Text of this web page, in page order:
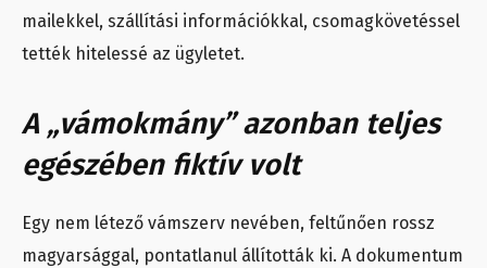
mailekkel, szállítási információkkal, csomagkövetéssel
tették hitelessé az ügyletet.
A „vámokmány” azonban teljes
egészében fiktív volt
Egy nem létező vámszerv nevében, feltűnően rossz
magyarsággal, pontatlanul állították ki. A dokumentum